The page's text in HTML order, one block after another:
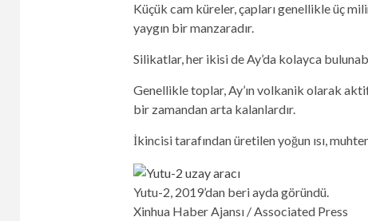
Küçük cam küreler, çapları genellikle üç
yaygın bir manzaradır.
Silikatlar, her ikisi de Ay’da kolayca
Genellikle toplar, Ay’ın volkanik olarak
bir zamandan arta kalanlardır.
İkincisi tarafından üretilen yoğun ısı,
Yutu-2, 2019’dan beri ayda göründü.
Xinhua Haber Ajansı / Associated Press